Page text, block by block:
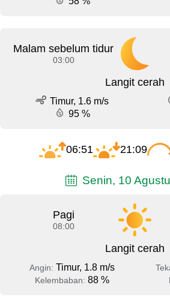
Malam sebelum tidur
03:00
Langit cerah
Timur, 1.6 m/s
95 %
06:51 21:09
Senin, 10
Pagi
08:00
Langit cerah
Angin: Timur, 1.8 m/s
Kelembaban: 88 %